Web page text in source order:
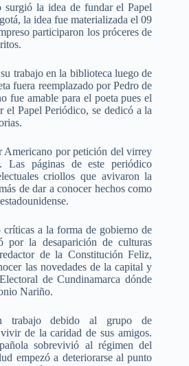
surgió la idea de fundar el Papel
la idea fue materializada el 09
participaron los próceres de
trabajo en la biblioteca luego de
fuera reemplazado por Pedro de
fue amable para el poeta pues el
el Papel Periódico, se dedicó a la
Americano por petición del virrey
páginas de este periódico
criollos que avivaron la
de dar a conocer hechos como
a la forma de gobierno de
por la desaparición de culturas
de la Constitución Feliz,
las novedades de la capital y
de Cundinamarca dónde
Nariño.
trabajo debido al grupo de
de la caridad de sus amigos.
sobrevivió al régimen del
empezó a deteriorarse al punto